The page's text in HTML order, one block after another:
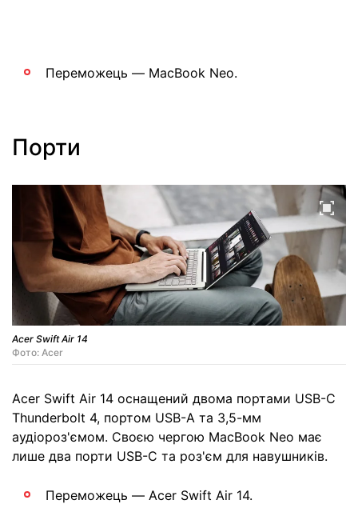
Переможець — MacBook Neo.
Порти
Acer Swift Air 14
Фото: Acer
Acer Swift Air 14 оснащений двома портами USB-C
Thunderbolt 4, портом USB-A та 3,5-мм
аудіороз'ємом. Своєю чергою MacBook Neo має
лише два порти USB-C та роз'єм для навушників.
Переможець — Acer Swift Air 14.